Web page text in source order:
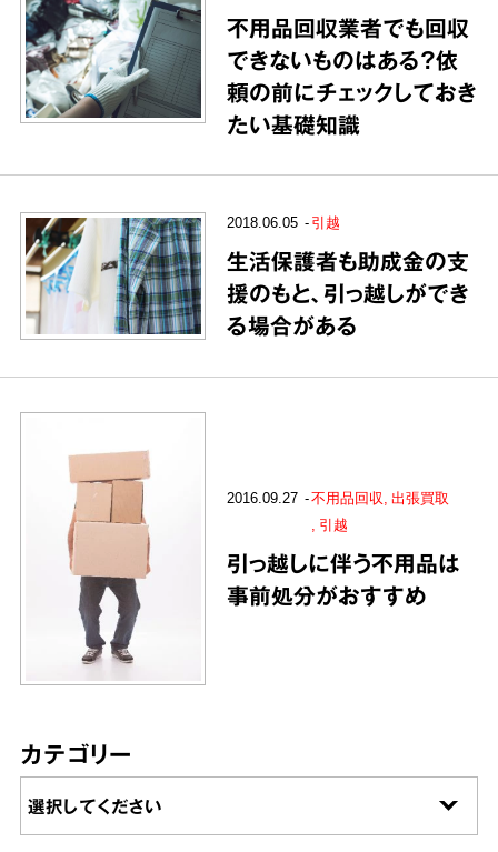
不用品回収業者でも回収
できないものはある？依
頼の前にチェックしておき
たい基礎知識
2018.06.05 引越
生活保護者も助成金の支
援のもと、引っ越しができ
る場合がある
2016.09.27 不用品回収 出張買取
引越
引っ越しに伴う不用品は
事前処分がおすすめ
カテゴリー